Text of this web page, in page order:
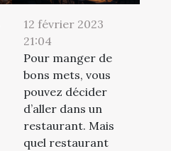
12 février 2023
21:04
Pour manger de
bons mets, vous
pouvez décider
d’aller dans un
restaurant. Mais
quel restaurant